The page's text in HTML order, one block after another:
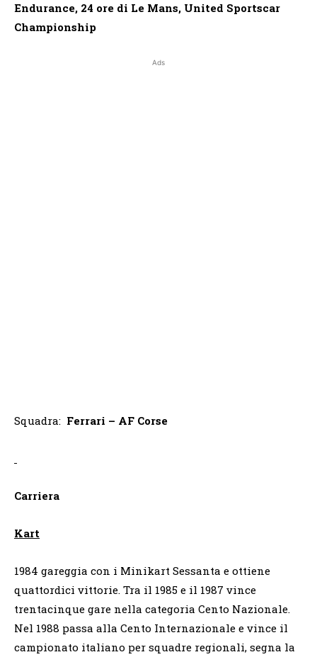
Endurance, 24 ore di Le Mans, United Sportscar
Championship
Ads
Squadra: Ferrari – AF Corse
Carriera
Kart
1984 gareggia con i Minikart Sessanta e ottiene
quattordici vittorie. Tra il 1985 e il 1987 vince
trentacinque gare nella categoria Cento Nazionale.
Nel 1988 passa alla Cento Internazionale e vince il
campionato italiano per squadre regionali, segna la